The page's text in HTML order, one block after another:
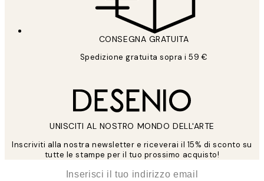
CONSEGNA GRATUITA
Spedizione gratuita sopra i 59 €
UNISCITI AL NOSTRO MONDO DELL'ARTE
Inscriviti alla nostra newsletter e riceverai il 15% di sconto su
tutte le stampe per il tuo prossimo acquisto!